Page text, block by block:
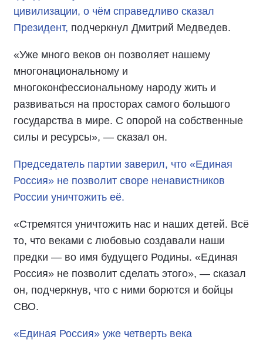
цивилизации, о чём справедливо сказал
Президент, подчеркнул Дмитрий Медведев.
«Уже много веков он позволяет нашему
многонациональному и
многоконфессиональному народу жить и
развиваться на просторах самого большого
государства в мире. С опорой на собственные
силы и ресурсы», — сказал он.
Председатель партии заверил, что «Единая
Россия» не позволит своре ненавистников
России уничтожить её.
«Стремятся уничтожить нас и наших детей. Всё
то, что веками с любовью создавали наши
предки — во имя будущего Родины. «Единая
Россия» не позволит сделать этого», — сказал
он, подчеркнув, что с ними борются и бойцы
СВО.
«Единая Россия» уже четверть века